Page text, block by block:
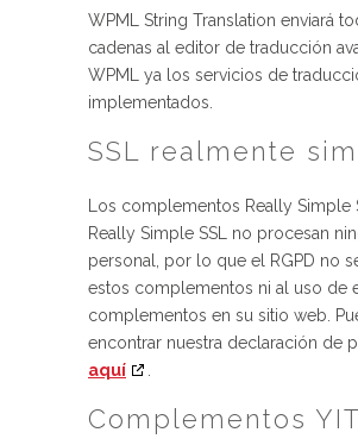
WPML String Translation enviará
cadenas al editor de traducción
WPML ya los servicios de
implementados.
SSL realmente
Los complementos Really Simple
Really Simple SSL no procesan
personal, por lo que el RGPD no
estos complementos ni al uso de
complementos en su sitio web.
encontrar nuestra declaración de
aquí
Complementos